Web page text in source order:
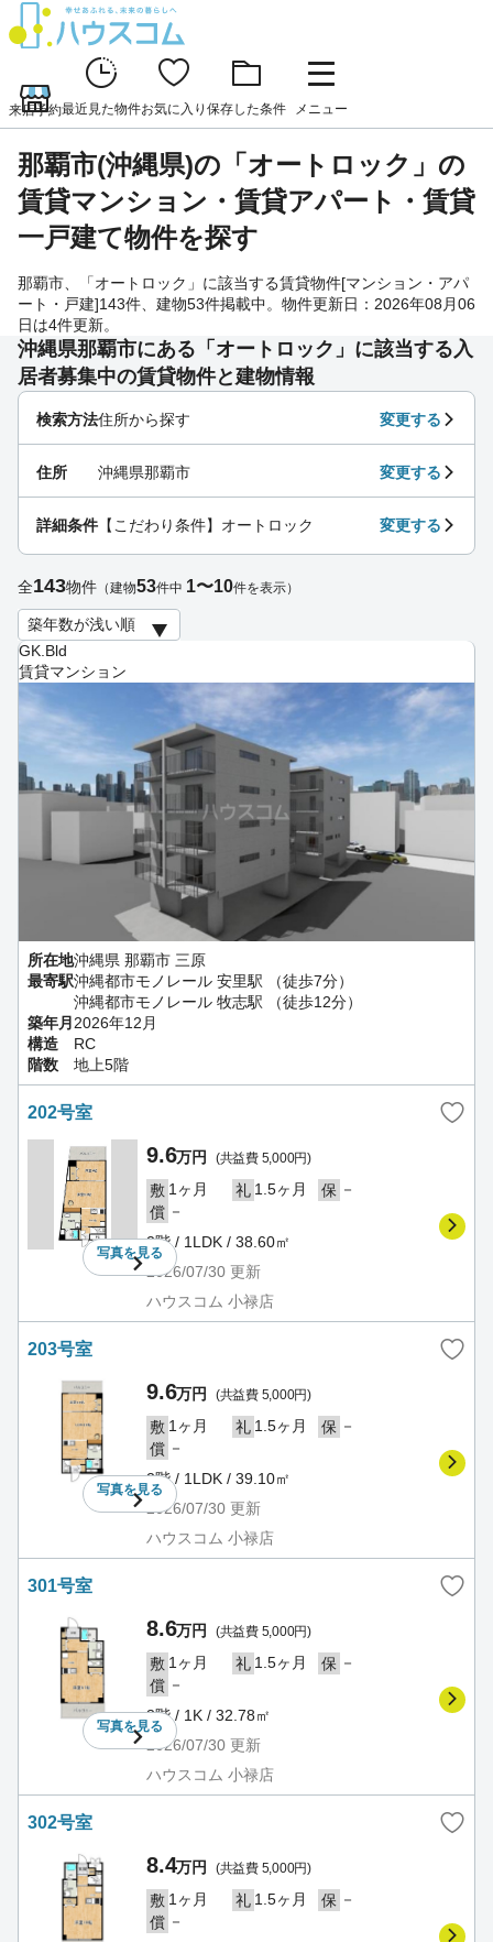
来店予約最近見た物件お気に入り 保存した条件 メニュー
那覇市(沖縄県)の「オートロック」の
賃貸マンション・賃貸アパート・賃貸
一戸建て物件を探す
那覇市、「オートロック」に該当する賃貸物件[マンション・アパ
ート・戸建]143件、建物53件掲載中。物件更新日：2026年08月06
日は4件更新。
沖縄県那覇市にある「オートロック」に該当する入
居者募集中の賃貸物件と建物情報
GK.Bld
賃貸マンション
所在地沖縄県 那覇市 三原
最寄駅沖縄都市モノレール 安里駅 （徒歩7分）
沖縄都市モノレール 牧志駅 （徒歩12分）
築年月 2026年12月
構造
RC
階数
地上5階
202号室
写真を見る
9.6万円 (共益費 5,000円)
敷 1ヶ月 礼 1.5ヶ月 保 －
償 －
2階 / 1LDK / 38.60㎡
2026/07/30 更新
ハウスコム 小禄店
203号室
写真を見る
9.6万円 (共益費 5,000円)
敷 1ヶ月 礼 1.5ヶ月 保 －
償 －
2階 / 1LDK / 39.10㎡
2026/07/30 更新
ハウスコム 小禄店
301号室
写真を見る
8.6万円 (共益費 5,000円)
敷 1ヶ月 礼 1.5ヶ月 保 －
償 －
3階 / 1K / 32.78㎡
2026/07/30 更新
ハウスコム 小禄店
302号室
8.4万円 (共益費 5,000円)
敷 1ヶ月 礼 1.5ヶ月 保 －
償 －
検索方法住所から探す 変更する
住所 沖縄県那覇市 変更する
詳細条件 【こだわり条件】オートロック 変更する
全143物件 （建物53件中 1〜10件を表示）